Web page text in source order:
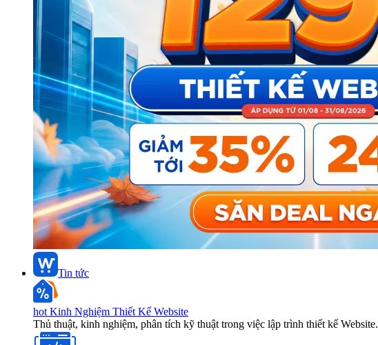
Tin tức
hot Kinh Nghiệm Thiết Kế Website
Thủ thuật, kinh nghiệm, phân tích kỹ thuật trong việc lập trình thiết kế Website.